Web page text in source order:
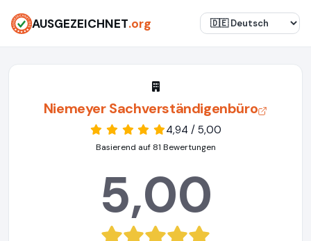
AUSGEZEICHNET.org
Niemeyer Sachverständigenbüro
4,94 / 5,00
Basierend auf 81 Bewertungen
5,00